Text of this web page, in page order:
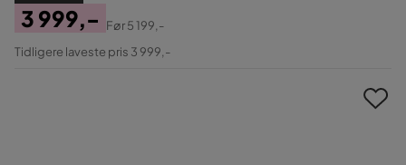
Pris
3 999,-
Original
Før5 199,-
Tidligere laveste pris 3 999,-